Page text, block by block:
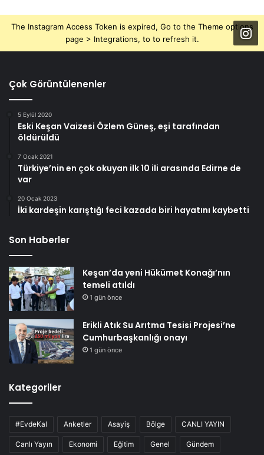
The Instagram Access Token is expired, Go to the Theme options
page > Integrations, to to refresh it.
Çok Görüntülenenler
5 Eylül 2020
Eski Keşan Vaizesi Özlem Güneş, eşi tarafından
öldürüldü
7 Ocak 2021
Türkiye’nin en çok okuyan ilk 10 ili arasında Edirne de
var
20 Ocak 2023
İki kardeşin karıştığı feci kazada biri hayatını kaybetti
Son Haberler
Keşan’da yeni Hükümet Konağı’nın
temeli atıldı
1 gün önce
Erikli Atık Su Arıtma Tesisi Projesi’ne
Cumhurbaşkanlığı onayı
1 gün önce
Kategoriler
#EvdeKal Anketler Asayiş Bölge CANLI YAYIN
Canlı Yayın Ekonomi Eğitim Genel Gündem